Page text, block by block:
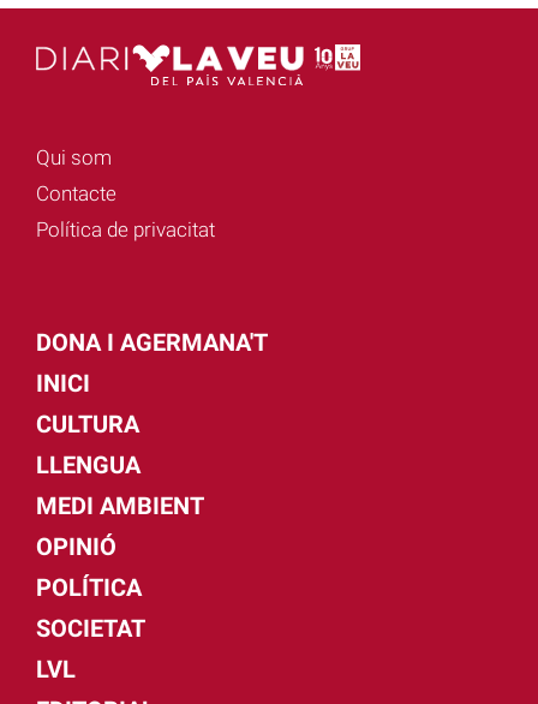
Qui som
Contacte
Política de privacitat
DONA I AGERMANA'T
INICI
CULTURA
LLENGUA
MEDI AMBIENT
OPINIÓ
POLÍTICA
SOCIETAT
LVL